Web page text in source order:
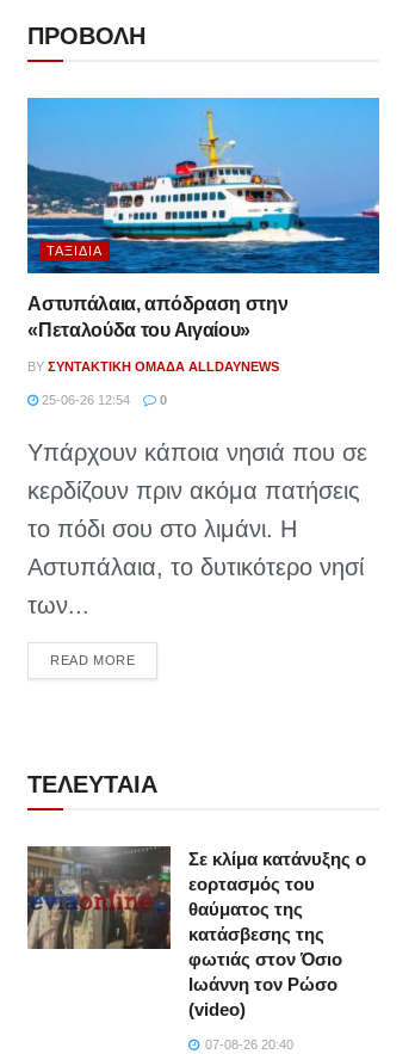
ΠΡΟΒΟΛΗ
ΤΑΞΊΔΙΑ
Αστυπάλαια, απόδραση στην
«Πεταλούδα του Αιγαίου»
BY ΣΥΝΤΑΚΤΙΚΉ ΟΜΆΔΑ ALLDAYNEWS
25-06-26 12:54 0
Υπάρχουν κάποια νησιά που σε
κερδίζουν πριν ακόμα πατήσεις
το πόδι σου στο λιμάνι. Η
Αστυπάλαια, το δυτικότερο νησί
των...
READ MOREDETAILS
ΤΕΛΕΥΤΑΙΑ
Σε κλίμα κατάνυξης ο
εορτασμός του
θαύματος της
κατάσβεσης της
φωτιάς στον Όσιο
Ιωάννη τον Ρώσο
(video)
07-08-26 20:40